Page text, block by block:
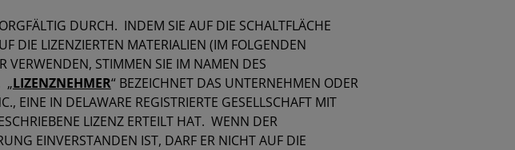
DURCH. INDEM SIE AUF DIE SCHALTFLÄCHE
DIE LIZENZIERTEN MATERIALIEN (IM FOLGENDEN
VERWENDEN, STIMMEN SIE IM NAMEN DES
„LIZENZNEHMER“ BEZEICHNET DAS UNTERNEHMEN ODER
EINE IN DELAWARE REGISTRIERTE GESELLSCHAFT MIT
LIZENZ ERTEILT HAT. WENN DER
EINVERSTANDEN IST, DARF ER NICHT AUF DIE